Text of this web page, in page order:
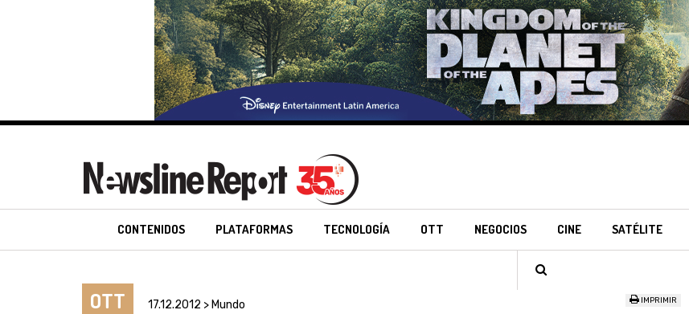
CONTENIDOS PLATAFORMAS TECNOLOGÍA OTT NEGOCIOS CINE SATÉLITE
OTT 17.12.2012 > Mundo IMPRIMIR